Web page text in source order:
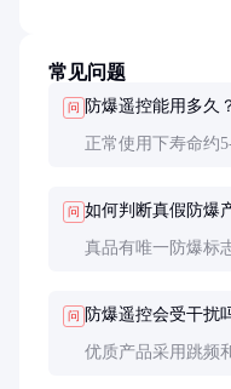
常见问题
问 防爆遥控能用多久
正常使用下寿命约
问 如何判断真假防爆
真品有唯一防爆标
问 防爆遥控会受干扰
优质产品采用跳频